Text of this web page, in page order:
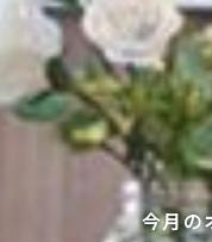
今月の